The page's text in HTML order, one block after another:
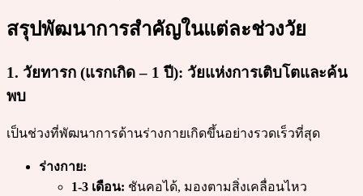
สรุปพัฒนาการสำคัญในแต่ละช่วงวัย
1. วัยทารก (แรกเกิด – 1 ปี): วัยแห่งการเติบโตและค้น
พบ
เป็นช่วงที่พัฒนาการด้านร่างกายเกิดขึ้นอย่างรวดเร็วที่สุด
ร่างกาย:
1-3 เดือน: ชันคอได้, มองตามสิ่งเคลื่อนไหว